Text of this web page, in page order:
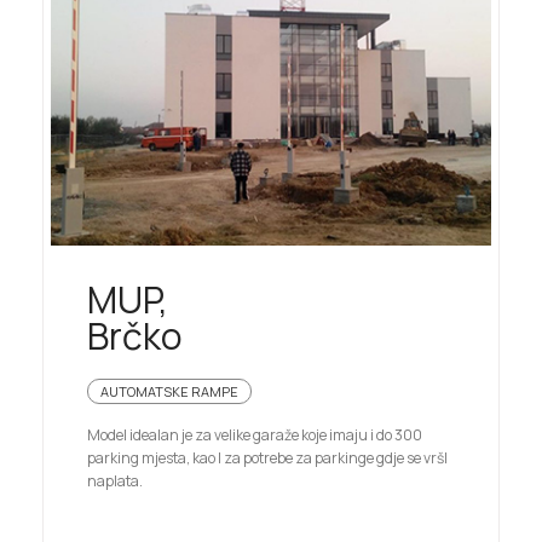
MUP,
Brčko
AUTOMATSKE RAMPE
Model idealan je za velike garaže koje imaju i do 300
parking mjesta, kao I za potrebe za parkinge gdje se vršI
naplata.